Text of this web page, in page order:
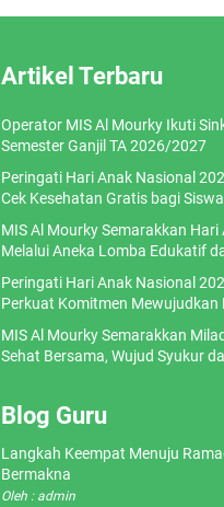
Artikel Terbaru
Operator MIS Al Mourky Ikuti
Semester Ganjil TA 2026/2027
Peringati Hari Anak Nasional
Cek Kesehatan Gratis bagi
MIS Al Mourky Semarakkan
Melalui Aneka Lomba Edukatif
Peringati Hari Anak Nasional
Perkuat Komitmen
MIS Al Mourky Semarakkan
Sehat Bersama, Wujud Syukur
Blog Guru
Langkah Keempat Menuju
Bermakna
Oleh : admin